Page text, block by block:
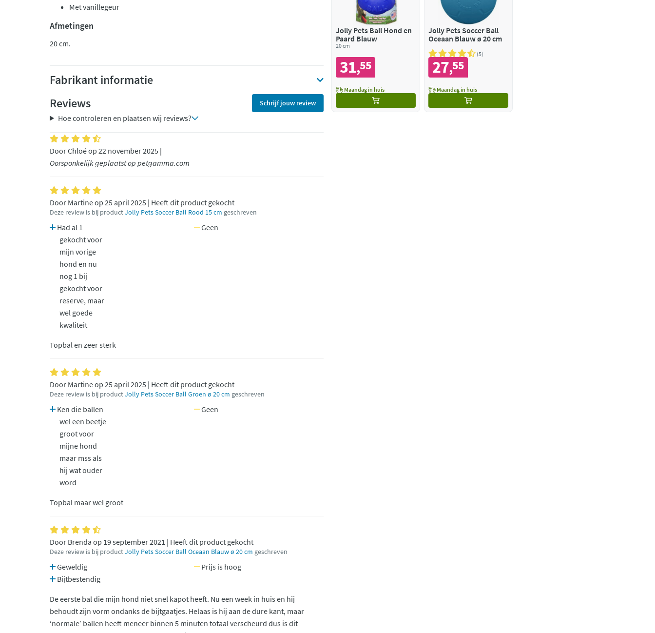
Met vanillegeur
Afmetingen
20 cm.
Fabrikant informatie
Reviews
Schrijf jouw review
Hoe controleren en plaatsen wij reviews?
Door Chloé op 22 november 2025 |
Oorsponkelijk geplaatst op petgamma.com
Door Martine op 25 april 2025 | Heeft dit product gekocht
Deze review is bij productJolly Pets Soccer Ball Rood 15 cm geschreven
Had al 1
gekocht voor
mijn vorige
hond en nu
nog 1 bij
gekocht voor
reserve, maar
wel goede
kwaliteit
Geen
Topbal en zeer sterk
Door Martine op 25 april 2025 | Heeft dit product gekocht
Deze review is bij productJolly Pets Soccer Ball Groen ø 20 cm geschreven
Ken die ballen
wel een beetje
groot voor
mijne hond
maar mss als
hij wat ouder
word
Geen
Topbal maar wel groot
Door Brenda op 19 september 2021 | Heeft dit product gekocht
Deze review is bij productJolly Pets Soccer Ball Oceaan Blauw ø 20 cm geschreven
Geweldig
Bijtbestendig
Prijs is hoog
De eerste bal die mijn hond niet snel kapot heeft. Nu een week in huis en hij
behoudt zijn vorm ondanks de bijtgaatjes. Helaas is hij aan de dure kant, maar
‘normale’ ballen heeft meneer binnen 5 minuten totaal verscheurd dus is dit
Jolly Pets Ball Hond en
Paard Blauw
20 cm
31,55
Maandag in huis
Jolly Pets Soccer Ball
Oceaan Blauw ø 20 cm
5
27,55
Maandag in huis